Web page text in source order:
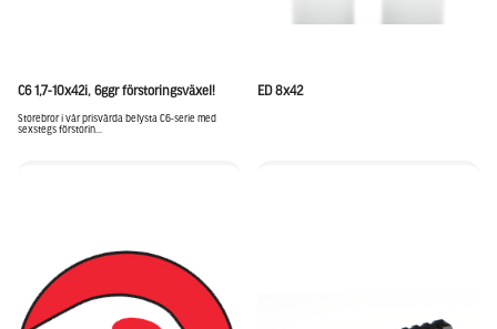
C6 1,7-10x42i, 6ggr förstoringsväxel!
Storebror i vår prisvärda belysta C6-serie med
sexstegs förstorin...
ED 8x42